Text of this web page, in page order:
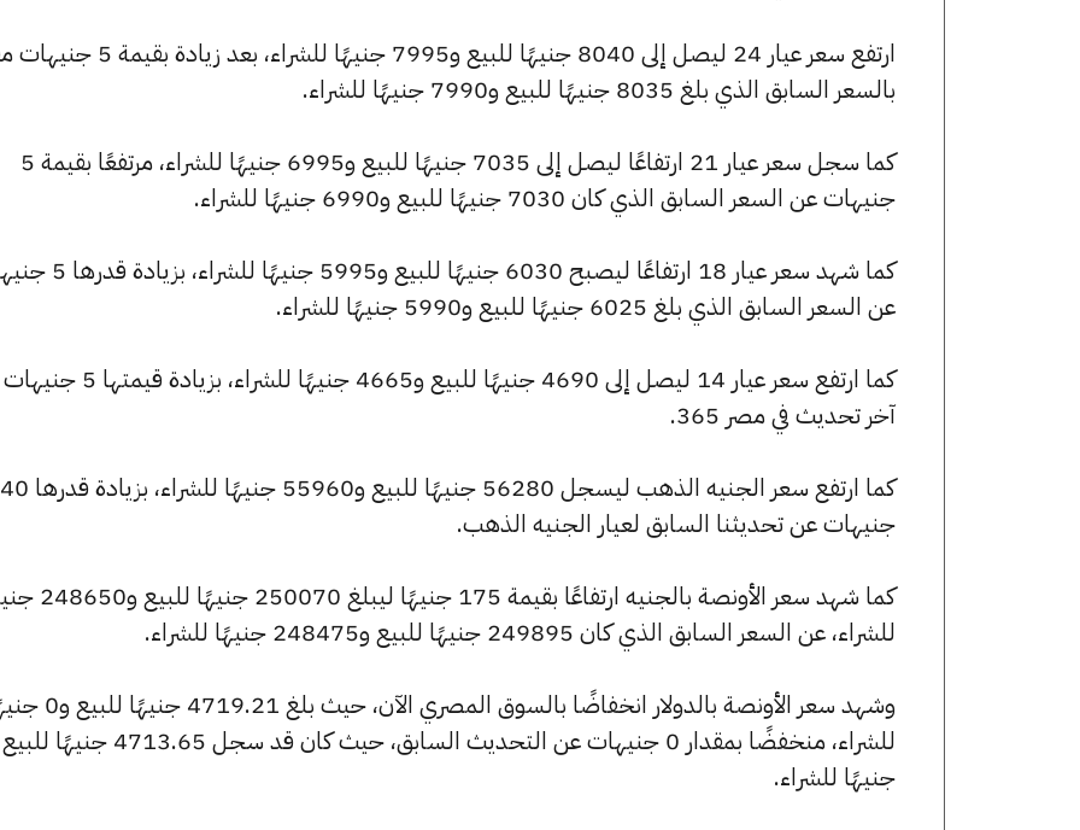
ارتفع سعر عيار 24 ليصل إلى 8040 جنيهًا للبيع و7995 جنيهًا
بالسعر السابق الذي بلغ 8035 جنيهًا للبيع و7990 جنيهًا للشراء.
كما سجل سعر عيار 21 ارتفاعًا ليصل إلى 7035 جنيهًا للبيع و6995 جنيهًا للشراء، مرتفعًا بقيمة 5
جنيهات عن السعر السابق الذي كان 7030 جنيهًا للبيع و6990 جنيهًا للشراء.
كما شهد سعر عيار 18 ارتفاعًا ليصبح 6030 جنيهًا
عن السعر السابق الذي بلغ 6025 جنيهًا للبيع و5990 جنيهًا للشراء.
كما ارتفع سعر عيار 14 ليصل إلى 4690 جنيهًا للبيع و4665 جنيهًا
آخر تحديث في مصر 365.
كما ارتفع سعر الجنيه الذهب ليسجل 56280 جنيهًا للبيع و55960 جنيهًا للشراء، بزيادة قدرها 40
جنيهات عن تحديثنا السابق لعيار الجنيه الذهب.
كما شهد سعر الأونصة بالجنيه ارتفاعًا بقيمة 175
للشراء، عن السعر السابق الذي كان 249895 جنيهًا للبيع و248475 جنيهًا للشراء.
وشهد سعر الأونصة بالدولار انخفاضًا بالسوق المصري الآن،
جنيهًا للشراء.